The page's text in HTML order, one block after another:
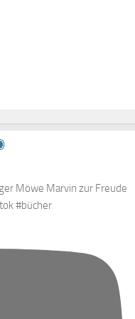
Möwe Marvin zur Freude
#bücher